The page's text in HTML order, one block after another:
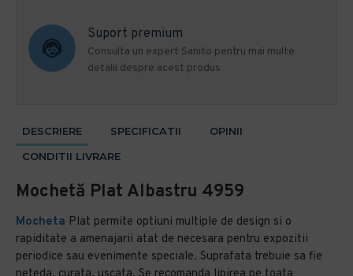
Suport premium
Consulta un expert Sanito pentru mai multe
detalii despre acest produs
DESCRIERE SPECIFICATII
OPINII
CONDITII LIVRARE
Mochetă Plat Albastru 4959
Mocheta Plat permite optiuni multiple de design si o
rapiditate a amenajarii atat de necesara pentru expozitii
periodice sau evenimente speciale. Suprafata trebuie sa fie